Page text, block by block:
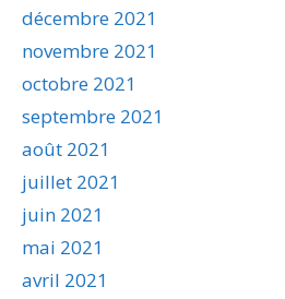
décembre 2021
novembre 2021
octobre 2021
septembre 2021
août 2021
juillet 2021
juin 2021
mai 2021
avril 2021